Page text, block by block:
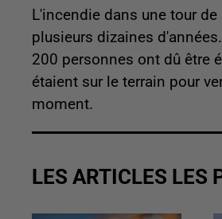
L'incendie dans une tour
plusieurs dizaines
200 personnes ont dû être
étaient sur le terrain pour
moment.
LES ARTICLES LES